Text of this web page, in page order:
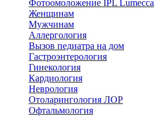
Фотоомоложение IPL Lumecca
Женщинам
Мужчинам
Аллергология
Вызов педиатра на дом
Гастроэнтерология
Гинекология
Кардиология
Неврология
Отоларингология ЛОР
Офтальмология